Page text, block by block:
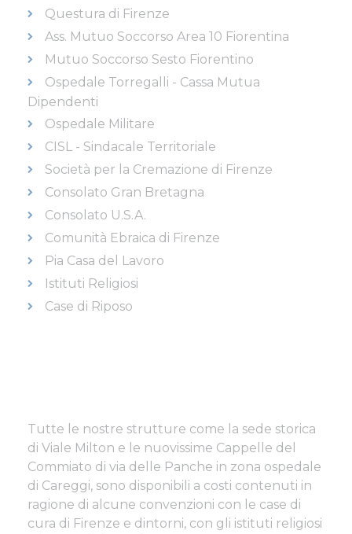
Questura di Firenze
Ass. Mutuo Soccorso Area 10 Fiorentina
Mutuo Soccorso Sesto Fiorentino
Ospedale Torregalli - Cassa Mutua
Dipendenti
Ospedale Militare
CISL - Sindacale Territoriale
Società per la Cremazione di Firenze
Consolato Gran Bretagna
Consolato U.S.A.
Comunità Ebraica di Firenze
Pia Casa del Lavoro
Istituti Religiosi
Case di Riposo
Tutte le nostre strutture come la sede storica
di Viale Milton e le nuovissime Cappelle del
Commiato di via delle Panche in zona ospedale
di Careggi, sono disponibili a costi contenuti in
ragione di alcune convenzioni con le case di
cura di Firenze e dintorni, con gli istituti religiosi